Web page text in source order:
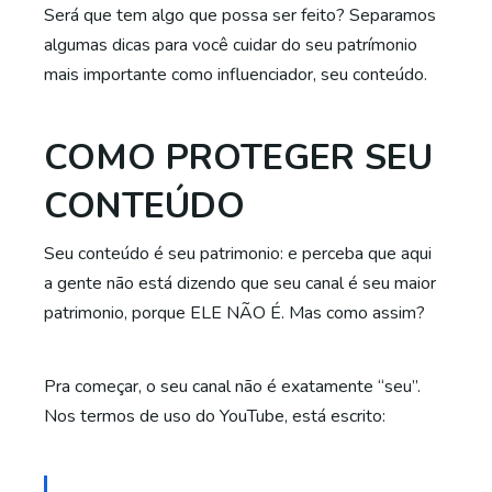
Será que tem algo que possa ser feito? Separamos
algumas dicas para você cuidar do seu patrímonio
mais importante como influenciador, seu conteúdo.
COMO PROTEGER SEU
CONTEÚDO
Seu conteúdo é seu patrimonio: e perceba que aqui
a gente não está dizendo que seu canal é seu maior
patrimonio, porque ELE NÃO É. Mas como assim?
Pra começar, o seu canal não é exatamente “seu”.
Nos termos de uso do YouTube, está escrito: